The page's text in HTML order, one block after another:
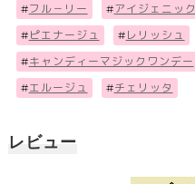
#フル－リー #アイジェニック
# ピエナージュ # レリッシュ
#キャンディーマジックワンデー
#エルージュ #チェリッタ
レビュー